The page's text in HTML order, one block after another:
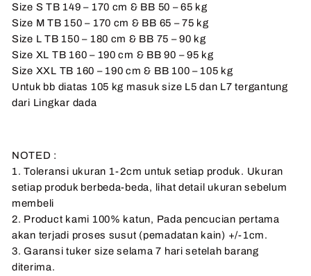
Size S TB 149 – 170 cm & BB 50 – 65 kg
Size M TB 150 – 170 cm & BB 65 – 75 kg
Size L TB 150 – 180 cm & BB 75 – 90 kg
Size XL TB 160 – 190 cm & BB 90 – 95 kg
Size XXL TB 160 – 190 cm & BB 100 – 105 kg
Untuk bb diatas 105 kg masuk size L5 dan L7 tergantung
dari Lingkar dada
NOTED :
1. Toleransi ukuran 1-2cm untuk setiap produk. Ukuran
setiap produk berbeda-beda, lihat detail ukuran sebelum
membeli
2. Product kami 100% katun, Pada pencucian pertama
akan terjadi proses susut (pemadatan kain) +/-1cm.
3. Garansi tuker size selama 7 hari setelah barang
diterima.